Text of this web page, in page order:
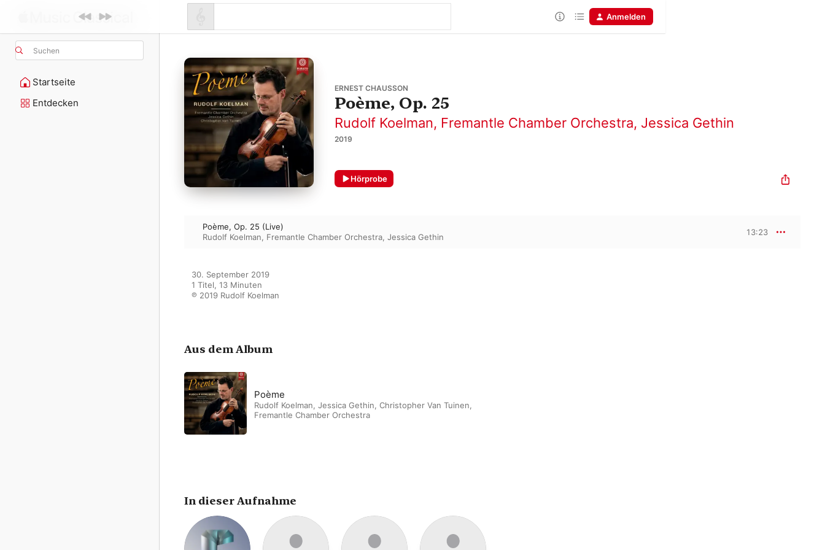
Suchen
Startseite
Entdecken
Anmelden
ERNEST CHAUSSON
Poème, Op. 25
Rudolf Koelman, Fremantle Chamber Orchestra, Jessica Gethin
2019
Hörprobe
Poème, Op. 25 (Live)
Rudolf Koelman, Fremantle Chamber Orchestra, Jessica Gethin
13:23
30. September 2019
1 Titel, 13 Minuten
℗ 2019 Rudolf Koelman
Aus dem Album
Poème
Rudolf Koelman, Jessica Gethin, Christopher Van Tuinen,
Fremantle Chamber Orchestra
In dieser Aufnahme